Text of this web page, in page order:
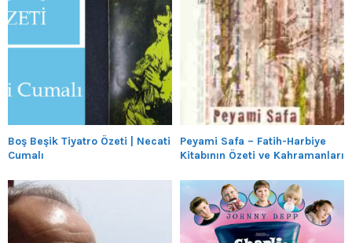
Boş Beşik Tiyatro Özeti | Necati
Cumalı
Peyami Safa – Fatih-Harbiye
Kitabının Özeti ve Kahramanları